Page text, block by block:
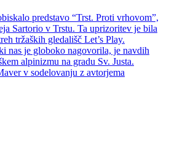
predstavo “Trst. Proti vrhovom”,
Sartorio v Trstu. Ta uprizoritev je bila
tržaških gledališč Let’s Play.
nas je globoko nagovorila, je navdih
alpinizmu na gradu Sv. Justa.
v sodelovanju z avtorjema